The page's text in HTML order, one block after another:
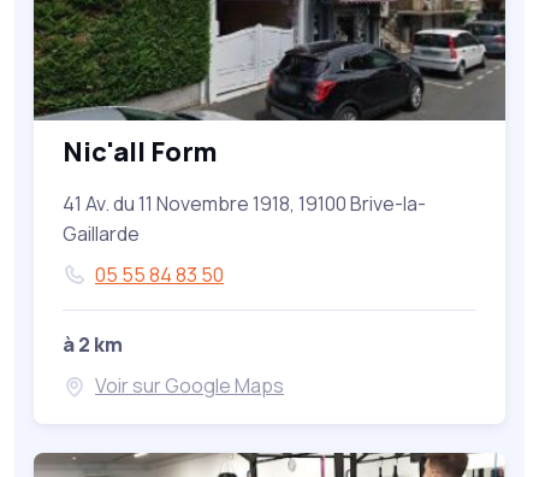
Nic'all Form
41 Av. du 11 Novembre 1918, 19100 Brive-la-
Gaillarde
05 55 84 83 50
à 2 km
Voir sur Google Maps